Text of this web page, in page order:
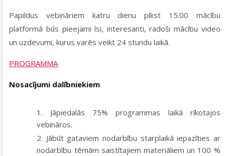
Papildus vebināriem katru dienu plkst 15.00 mācību
platformā būs pieejami īsi, interesanti, radoši mācību video
un uzdevumi, kurus varēs veikt 24 stundu laikā.
PROGRAMMA
Nosacījumi dalībniekiem
Jāpiedalās 75% programmas laikā rīkotajos
vebināros.
Jābūt gataviem nodarbību starplaikā iepazīties ar
nodarbību tēmām saistītajiem materiāliem un 100 %